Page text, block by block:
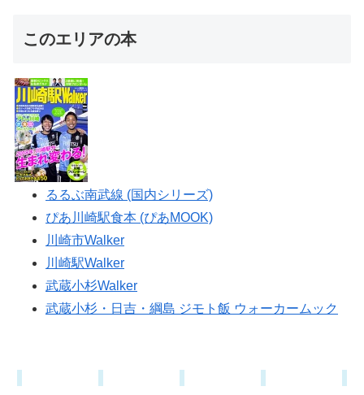
このエリアの本
るるぶ南武線 (国内シリーズ)
ぴあ川崎駅食本 (ぴあMOOK)
川崎市Walker
川崎駅Walker
武蔵小杉Walker
武蔵小杉・日吉・綱島 ジモト飯 ウォーカームック